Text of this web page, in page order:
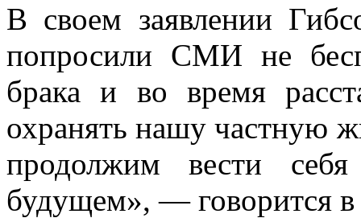
В своем заявлении
попросили СМИ не
брака и во время
охранять нашу частную
продолжим вести
будущем», — говорится в